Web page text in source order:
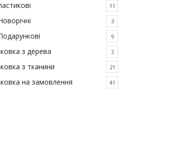
11
3
9
з дерева 2
з тканини 21
на замовлення 41